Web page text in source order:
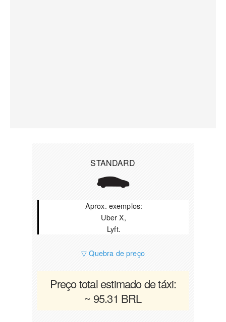
STANDARD
Aprox. exemplos:
Uber X,
Lyft.
▽ Quebra de preço
Preço total estimado de táxi:
~ 95.31 BRL